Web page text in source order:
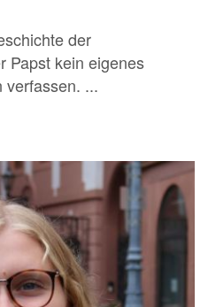
der
Papst kein eigenes
verfassen. ...